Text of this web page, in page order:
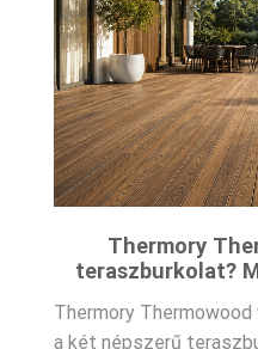
Thermory
teraszburkolat?
Thermory
a két népszerű